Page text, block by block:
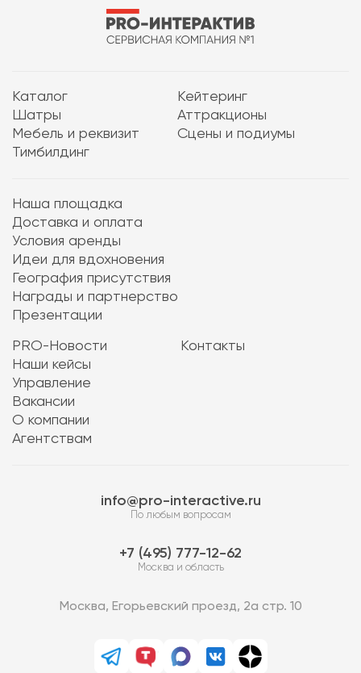
Каталог
Кейтеринг
Шатры
Аттракционы
Мебель и реквизит
Сцены и подиумы
Тимбилдинг
Наша площадка
Доставка и оплата
Условия аренды
Идеи для вдохновения
География присутствия
Награды и партнерство
Презентации
PRO-Новости
Наши кейсы
Управление
Вакансии
О компании
Агентствам
Контакты
info@pro-interactive.ru
По любым вопросам
7 (495) 777-12-62
Москва и область
Москва, Егорьевский проезд, 2а стр. 10